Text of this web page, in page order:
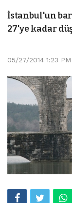
İstanbul'un
27'ye kadar
05/27/2014 1:23 PM